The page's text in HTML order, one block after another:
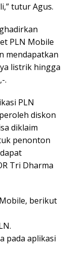
tutur Agus.
PLN Mobile
mendapatkan
listrik hingga
.
PLN
diskon
diklaim
penonton
Tri Dharma
berikut
pada aplikasi